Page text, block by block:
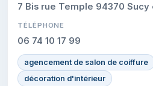
7 Bis rue Temple 94370 Sucy
TÉLÉPHONE
06 74 10 17 99
agencement de salon de coiffure
décoration d'intérieur